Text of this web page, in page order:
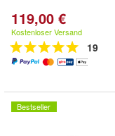
119,00 €
Kostenloser Versand
19
Bestseller